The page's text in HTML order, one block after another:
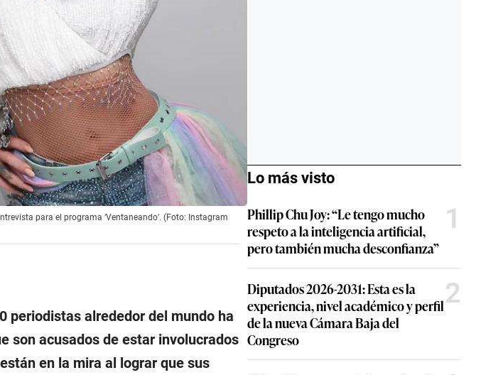
para el programa ‘Ventaneando’. (Foto: Instagram
periodistas alrededor del mundo ha
son acusados de estar involucrados
en la mira al lograr que sus
Lo más visto
Phillip Chu Joy: “Le tengo mucho
respeto a la inteligencia artificial,
pero también mucha desconfianza”
1
Diputados 2026-2031: Esta es la
experiencia, nivel académico y perfil
de la nueva Cámara Baja del
Congreso
2